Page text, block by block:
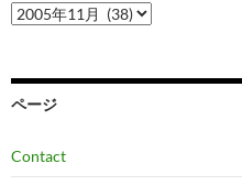
ア
ー
ブ
ページ
Contact